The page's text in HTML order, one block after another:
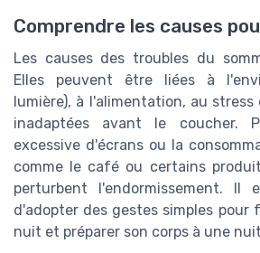
Comprendre les causes
Les causes des troubles du
Elles peuvent être liées à
lumière), à l'alimentation, au
inadaptées avant le coucher.
excessive d'écrans ou la
comme le café ou certains
perturbent l'endormissement. Il
d'adopter des gestes simples pour
nuit et préparer son corps à une